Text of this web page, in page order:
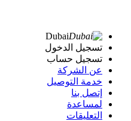
Dubai
تسجيل الدخول
تسجيل حساب
عن الشركة
خدمة التوصيل
إتصل بنا
لمساعدة
التعليقات